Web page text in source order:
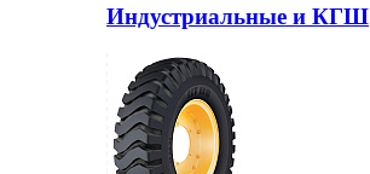
Индустриальные и КГШ